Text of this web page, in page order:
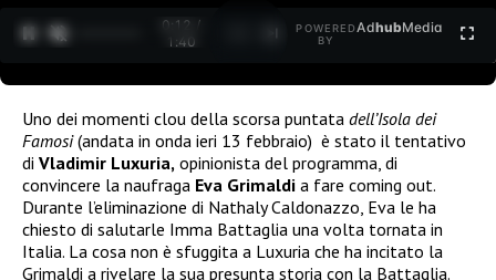
0:12 /
1:40
POWERED
BY
AdhubMedia
Uno dei momenti clou della scorsa puntata dell’Isola dei
Famosi(andata in onda ieri 13 febbraio) è stato il tentativo
di Vladimir Luxuria, opinionista del programma, di
convincere la naufraga Eva Grimaldi a fare coming out.
Durante l’eliminazione di Nathaly Caldonazzo, Eva le ha
chiesto di salutarle Imma Battaglia una volta tornata in
Italia. La cosa non è sfuggita a Luxuria che ha incitato la
Grimaldi a rivelare la sua presunta storia con la Battaglia.